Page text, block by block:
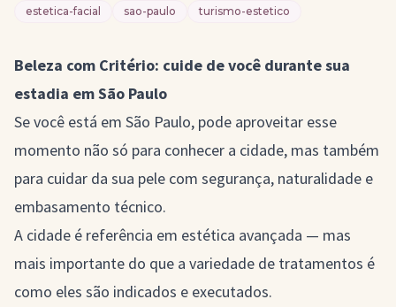
estetica-facial sao-paulo turismo-estetico
Beleza com Critério: cuide de você durante sua
estadia em São Paulo
Se você está em São Paulo, pode aproveitar esse
momento não só para conhecer a cidade, mas também
para cuidar da sua pele com segurança, naturalidade e
embasamento técnico.
A cidade é referência em estética avançada — mas
mais importante do que a variedade de tratamentos é
como eles são indicados e executados.